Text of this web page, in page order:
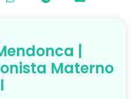
|
Materno